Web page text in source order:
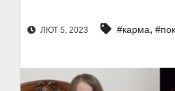
ЛЮТ 5, 2023 #карма,